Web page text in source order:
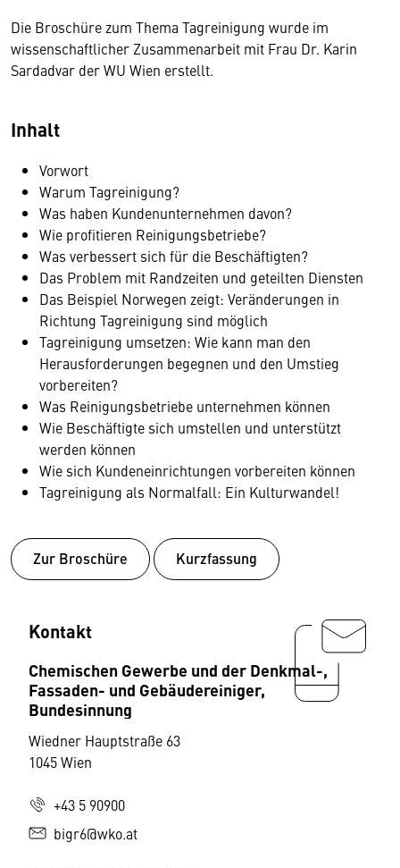
Die Broschüre zum Thema Tagreinigung wurde im
wissenschaftlicher Zusammenarbeit mit Frau Dr. Karin
Sardadvar der WU Wien erstellt.
Inhalt
Vorwort
Warum Tagreinigung?
Was haben Kundenunternehmen davon?
Wie profitieren Reinigungsbetriebe?
Was verbessert sich für die Beschäftigten?
Das Problem mit Randzeiten und geteilten Diensten
Das Beispiel Norwegen zeigt: Veränderungen in
Richtung Tagreinigung sind möglich
Tagreinigung umsetzen: Wie kann man den
Herausforderungen begegnen und den Umstieg
vorbereiten?
Was Reinigungsbetriebe unternehmen können
Wie Beschäftigte sich umstellen und unterstützt
werden können
Wie sich Kundeneinrichtungen vorbereiten können
Tagreinigung als Normalfall: Ein Kulturwandel!
Zur Broschüre Kurzfassung
Kontakt
Chemischen Gewerbe und der Denkmal-,
Fassaden- und Gebäudereiniger,
Bundesinnung
Wiedner Hauptstraße 63
1045 Wien
+43 5 90900
bigr6@wko.at